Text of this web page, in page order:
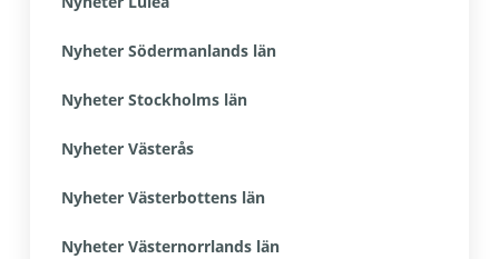
Nyheter Södermanlands län
Nyheter Stockholms län
Nyheter Västerås
Nyheter Västerbottens län
Nyheter Västernorrlands län